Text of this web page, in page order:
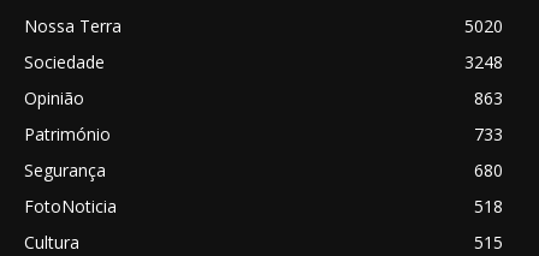
Nossa Terra
5020
Sociedade
3248
Opinião
863
Património
733
Segurança
680
FotoNoticia
518
Cultura
515